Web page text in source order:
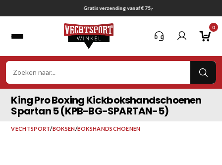
naar
Gratis verzending vanaf € 75,-
0
King Pro Boxing Kickbokshandschoenen
Spartan 5 (KPB-BG-SPARTAN-5)
VECHTSPORT/BOKSEN/BOKSHANDSCHOENEN